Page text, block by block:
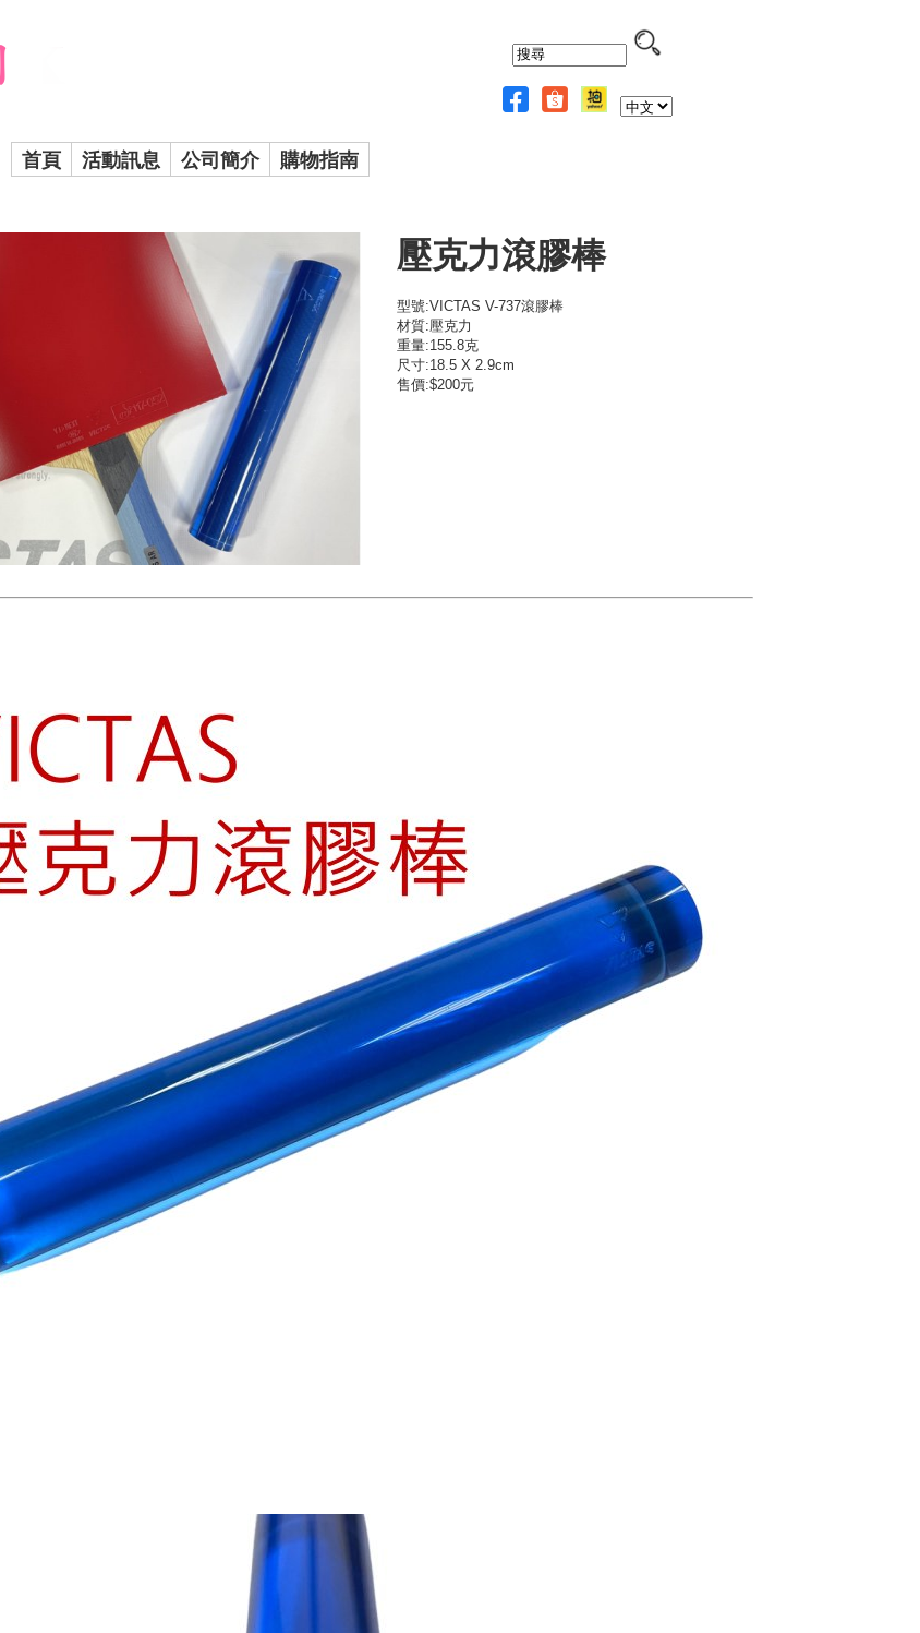
首頁 活動訊息 公司簡介 購物指南
壓克力滾膠棒
型號:VICTAS V-737滾膠棒
材質:壓克力
重量:155.8克
尺寸:18.5 X 2.9cm
售價:$200元